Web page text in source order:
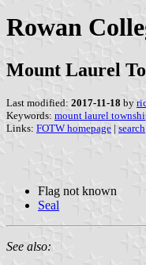
Rowan
Mount Laurel
Last modified: 2017-11-18 by
Keywords: mount laurel
Links: FOTW homepage | search
Flag not known
Seal
See also: